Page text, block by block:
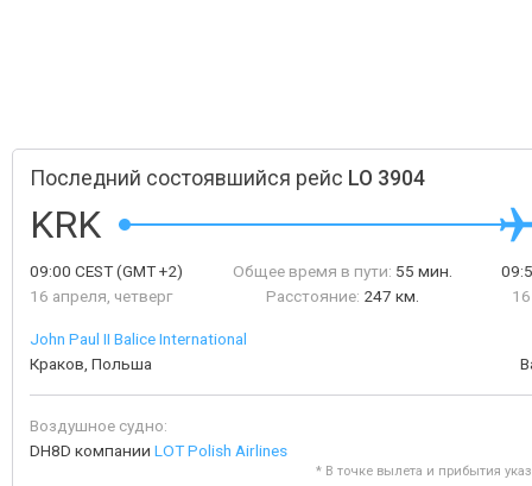
Последний состоявшийся рейс LO 3904
KRK
09:00 CEST(GMT +2)
16 апреля, четверг
Общее время в пути: 55 мин.
Расстояние: 247 км.
John Paul II Balice International
Краков, Польша
Воздушное судно:
DH8D компании LOT Polish Airlines
* В точке вылета и прибытия